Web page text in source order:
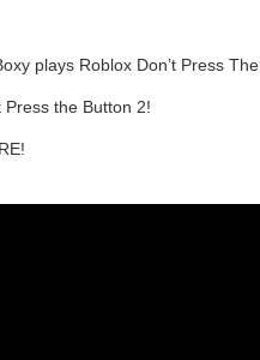
plays Roblox Don’t Press
Press the Button 2!